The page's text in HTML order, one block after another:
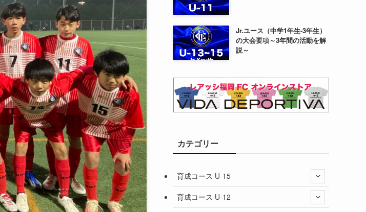
Jr.ユース（中学1年生-3年生）
の大会要項～3年間の活動を解
説～
カテゴリー
育成コース U-15
育成コース U-12